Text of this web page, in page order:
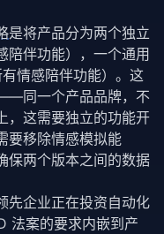
, {
,
true
, {
是将产品分为两个独立
陪伴功能），一个通用
情感陪伴功能）。这
同一个产品品牌，不
，这需要独立的功能开
要移除情感模拟能
保两个版本之间的数据
先企业正在投资自动化
法案的要求内嵌到产